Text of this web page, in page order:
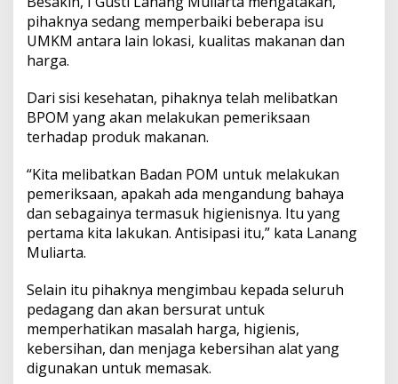
pihaknya sedang memperbaiki beberapa isu
UMKM antara lain lokasi, kualitas makanan dan
harga.
Dari sisi kesehatan, pihaknya telah melibatkan
BPOM yang akan melakukan pemeriksaan
terhadap produk makanan.
“Kita melibatkan Badan POM untuk melakukan
pemeriksaan, apakah ada mengandung bahaya
dan sebagainya termasuk higienisnya. Itu yang
pertama kita lakukan. Antisipasi itu,” kata Lanang
Muliarta.
Selain itu pihaknya mengimbau kepada seluruh
pedagang dan akan bersurat untuk
memperhatikan masalah harga, higienis,
kebersihan, dan menjaga kebersihan alat yang
digunakan untuk memasak.